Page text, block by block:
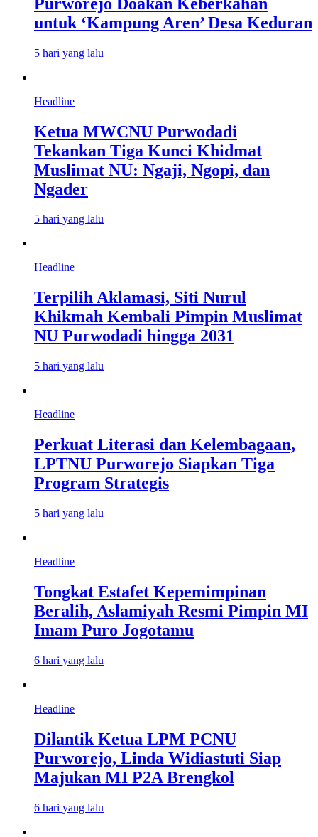
untuk ‘Kampung Aren’ Desa Keduran
5 hari yang lalu
Headline
Ketua MWCNU Purwodadi
Tekankan Tiga Kunci Khidmat
Muslimat NU: Ngaji, Ngopi, dan
Ngader
5 hari yang lalu
Headline
Terpilih Aklamasi, Siti Nurul
Khikmah Kembali Pimpin Muslimat
NU Purwodadi hingga 2031
5 hari yang lalu
Headline
Perkuat Literasi dan Kelembagaan,
LPTNU Purworejo Siapkan Tiga
Program Strategis
5 hari yang lalu
Headline
Tongkat Estafet Kepemimpinan
Beralih, Aslamiyah Resmi Pimpin MI
Imam Puro Jogotamu
6 hari yang lalu
Headline
Dilantik Ketua LPM PCNU
Purworejo, Linda Widiastuti Siap
Majukan MI P2A Brengkol
6 hari yang lalu